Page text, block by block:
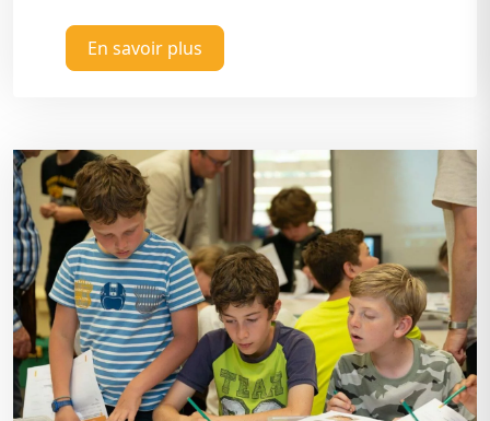
En savoir plus